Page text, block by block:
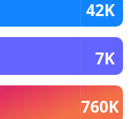
42K
7K
760K